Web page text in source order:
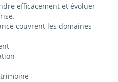
efficacement et évoluer
couvrent les domaines